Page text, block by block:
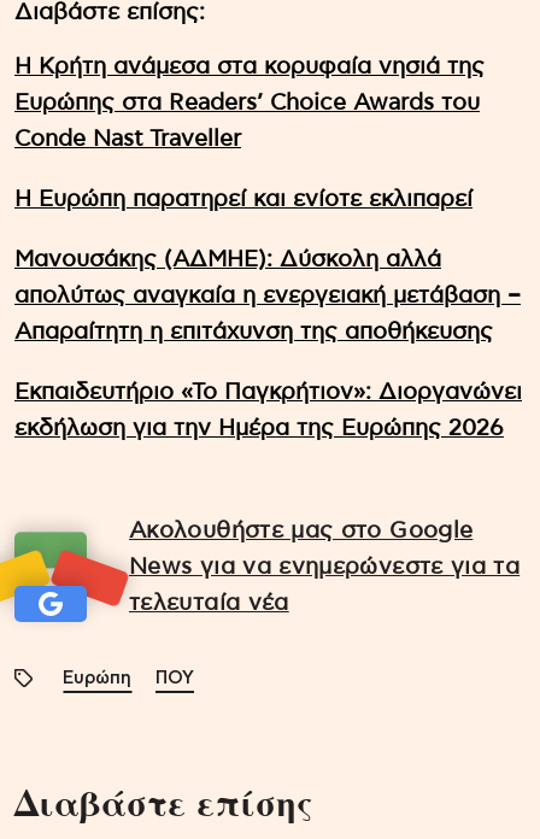
Διαβάστε επίσης:
Η Κρήτη ανάμεσα στα κορυφαία νησιά της
Ευρώπης στα Readers’ Choice Awards του
Conde Nast Traveller
Η Ευρώπη παρατηρεί και ενίοτε εκλιπαρεί
Μανουσάκης (ΑΔΜΗΕ): Δύσκολη αλλά
απολύτως αναγκαία η ενεργειακή μετάβαση –
Απαραίτητη η επιτάχυνση της αποθήκευσης
Εκπαιδευτήριο «Το Παγκρήτιον»: Διοργανώνει
εκδήλωση για την Ημέρα της Ευρώπης 2026
Ακολουθήστε μας στο Google
News για να ενημερώνεστε για τα
τελευταία νέα
Ευρώπη ΠΟΥ
Διαβάστε επίσης